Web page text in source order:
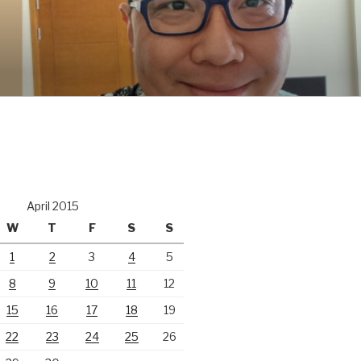
April 2015
W T F S S
1 2 3 4
5
8 9 10 11
12
15 16 17 18
19
22 23 24 25
26